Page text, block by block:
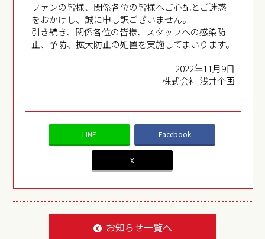
ファンの皆様、関係各位の皆様へご心配とご迷惑
をおかけし、誠に申し訳ございません。
引き続き、関係各位の皆様、スタッフへの感染防
止、予防、拡大防止の処置を実施してまいります。
2022年11月9日
株式会社 浅井企画
LINE Facebook
X
お知らせ一覧へ